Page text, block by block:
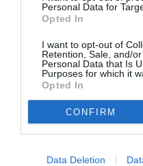
Personal Data for
Opted In
I want to opt-out of
Retention, Sale, and/
Personal Data that Is
Purposes for which it
Opted In
CONFIRM
Data Deletion
26/11/2025 19:20
θάνατο του 19χρονου